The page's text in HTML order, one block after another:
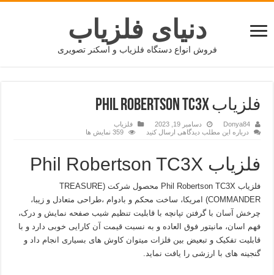
دنیای فلزیاب
فروش انواع دستگاه فلزیاب و اسکنر تصویری
فلزیاب PHIL ROBERTSON TC3X
Donya84 دسامبر 19, 2023
فلزیاب
درباره این مطلب دیدگاهی ارسال کنید
359 نمایش ها
فلزیاب Phil Robertson TC3X
فلزیاب Phil Robertson TC3X محصول شرکت (TREASURE
COMMANDER) امریکا، ساخت محکم و بادوام ،طراحی متعادل و زیبا،
چرخش آسان با گرفتن تپانچه با قابلیت تنظیم شیب صفحه نمایش و درک،
فهم اسان، مانیتور فوق العاده و به نسبت قیمت آن کارایی خوبی دارد و با
قابلیت تفکیک و تبعیض بین فلزات میتوان کاوش های بسیاری انجام داد و
گنجینه های با ارزشی را یافت نماید.